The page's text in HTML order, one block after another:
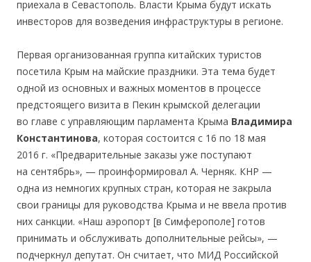
приехала в Севастополь. Власти Крыма будут искать
инвесторов для возведения инфраструктуры в регионе.
Первая организованная группа китайских туристов
посетила Крым на майские праздники. Эта тема будет
одной из основных и важных моментов в процессе
предстоящего визита в Пекин крымской делегации
во главе с управляющим парламента Крыма Владимира
Константинова, которая состоится с 16 по 18 мая
2016 г. «Предварительные заказы уже поступают
на сентябрь», — проинформировал А. Черняк. КНР —
одна из немногих крупных стран, которая не закрыла
свои границы для руководства Крыма и не ввела против
них санкции. «Наш аэропорт [в Симферополе] готов
принимать и обслуживать дополнительные рейсы», —
подчеркнул депутат. Он считает, что МИД Российской